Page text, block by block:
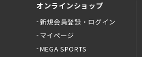
オンラインショップ
新規会員登録・ログイン
マイページ
MEGA SPORTS